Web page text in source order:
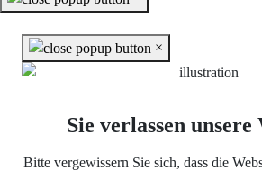
×
Sie verlassen unsere
Bitte vergewissern Sie sich, dass die